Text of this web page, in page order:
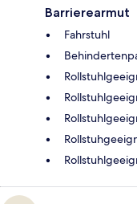
Barrierearmut
Fahrstuhl